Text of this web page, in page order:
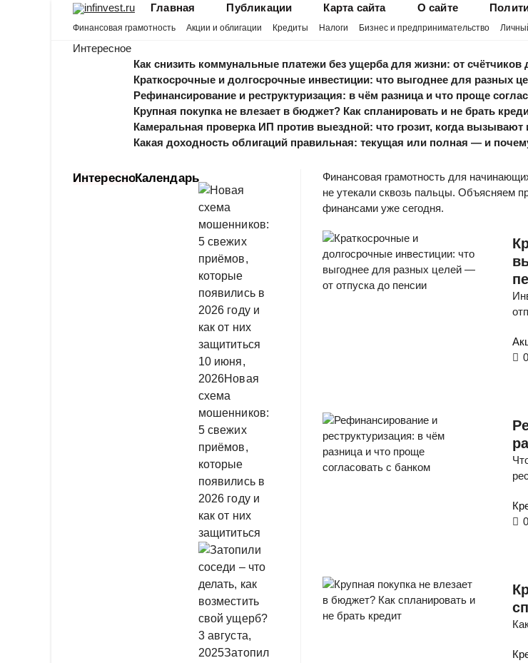
infinvest.ru Главная Публикации Карта сайта О сайте
Финансовая грамотность Акции и облигации Кредиты Налоги Бизнес и предпринимательство
Интересное
Как снизить коммунальные платежи без ущерба для жизни: от счётчиков до
Краткосрочные и долгосрочные инвестиции: что выгоднее для разных целей
Рефинансирование и реструктуризация: в чём разница и что проще
Крупная покупка не влезает в бюджет? Как спланировать и не брать кредит
Камеральная проверка ИП против выездной: что грозит, когда вызывают и как
Какая доходность облигаций правильная: текущая или полная — и почему они
Финансовая грамотность для
не утекали сквозь пальцы. Объясняем
финансами уже сегодня.
ИнтересноКалендарь
10 июня,
2026Новая
схема
мошенников:
5 свежих
приёмов,
которые
появились в
2026 году и
как от них
защититься
3 августа,
2025Затопил